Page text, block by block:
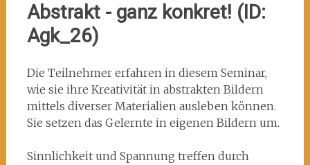
Abstrakt - ganz konkret! (ID:
Agk_26)
Die Teilnehmer erfahren in diesem Seminar,
wie sie ihre Kreativität in abstrakten Bildern
mittels diverser Materialien ausleben können.
Sie setzen das Gelernte in eigenen Bildern um.
Sinnlichkeit und Spannung treffen durch